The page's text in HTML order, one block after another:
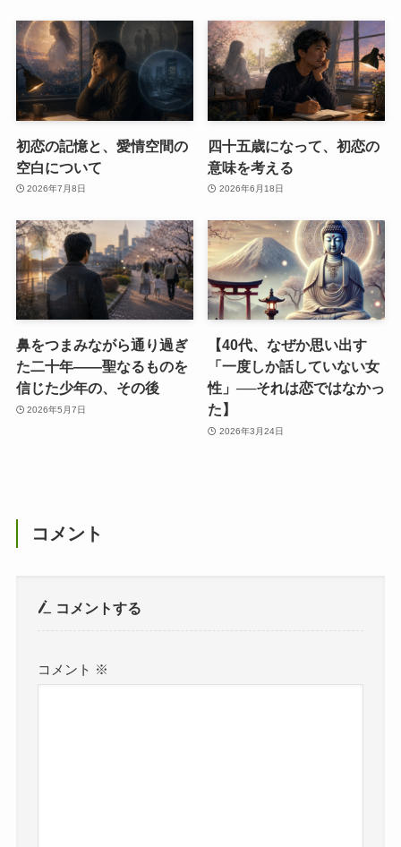
初恋の記憶と、愛情空間の
空白について
2026年7月8日
四十五歳になって、初恋の
意味を考える
2026年6月18日
鼻をつまみながら通り過ぎ
た二十年――聖なるものを
信じた少年の、その後
2026年5月7日
【40代、なぜか思い出す
「一度しか話していない女
性」──それは恋ではなかっ
た】
2026年3月24日
コメント
コメントする
コメント ※